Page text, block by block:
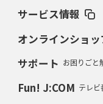
2026年2月12日(木)更新
ワイルドナイツ、無傷の
2026年2月5日(木)更新
占い方
サービス情報
オンラインショッ
サポート お困りごと
Fun! J:COM テレ